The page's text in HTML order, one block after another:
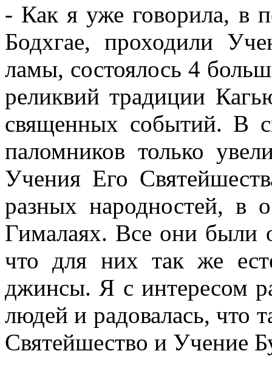
- Как я уже говорила, в
Бодхгае, проходили
ламы, состоялось 4
реликвий традиции
священных событий. В
паломников только
Учения Его
разных народностей, в
Гималаях. Все они были
что для них так же
джинсы. Я с интересом
людей и радовалась, что
Святейшество и Учение